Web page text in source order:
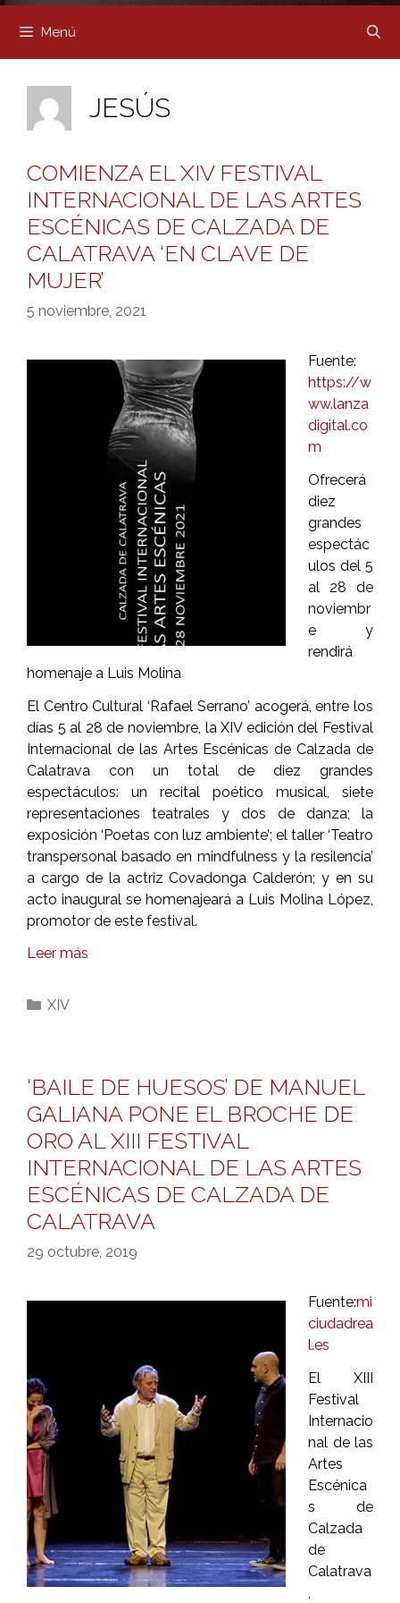
Menú
JESÚS
COMIENZA EL XIV FESTIVAL
INTERNACIONAL DE LAS ARTES
ESCÉNICAS DE CALZADA DE
CALATRAVA ‘EN CLAVE DE
MUJER’
5 noviembre, 2021
Fuente:
https://w
ww.lanza
digital.co
m
Ofrecerá
diez
grandes
espectác
ulos del 5
al 28 de
noviembr
e y
rendirá
homenaje a Luis Molina
El Centro Cultural ‘Rafael Serrano’ acogerá, entre los
días 5 al 28 de noviembre, la XIV edición del Festival
Internacional de las Artes Escénicas de Calzada de
Calatrava con un total de diez grandes
espectáculos: un recital poético musical, siete
representaciones teatrales y dos de danza; la
exposición ‘Poetas con luz ambiente’; el taller ‘Teatro
transpersonal basado en mindfulness y la resilencia’
a cargo de la actriz Covadonga Calderón; y en su
acto inaugural se homenajeará a Luis Molina López,
promotor de este festival.
Leer más
Categorías
XIV
‘BAILE DE HUESOS’ DE MANUEL
GALIANA PONE EL BROCHE DE
ORO AL XIII FESTIVAL
INTERNACIONAL DE LAS ARTES
ESCÉNICAS DE CALZADA DE
CALATRAVA
29 octubre, 2019
Fuente:mi
ciudadrea
l.es
El XIII
Festival
Internacio
nal de las
Artes
Escénica
s de
Calzada
de
Calatrava
,